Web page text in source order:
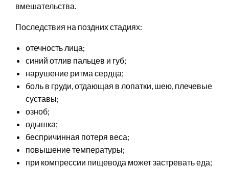
вмешательства.
Последствия на поздних стадиях:
отечность лица;
синий отлив пальцев и губ;
нарушение ритма сердца;
боль в груди, отдающая в лопатки, шею, плечевые
суставы;
озноб;
одышка;
беспричинная потеря веса;
повышение температуры;
при компрессии пищевода может застревать еда;